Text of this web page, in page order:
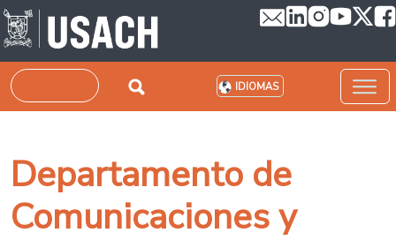
Pasar al contenido principal
Buscar IDIOMAS
Departamento de
Comunicaciones y